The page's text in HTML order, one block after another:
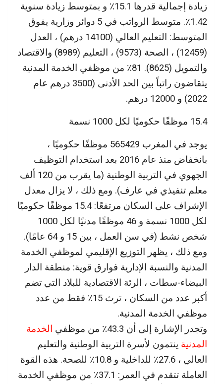
زيادة إجمالية قدرها 15.1٪ و بمتوسط ​​زيادة سنوية
1.42٪. متوسط ​​الرواتب في 5 دوائر وزارية يفوق
المتوسط: التعليم العالي (14100 درهم) ، العدل
(12459) ، الصحة (9573) ، التعليم (8989) والاقتصاد
والتمويل (8625). 81٪ من موظفي الخدمة المدنية
يتقاضون راتباً بين الحد الأدنى (3500 درهم عام
2022) و 12000 درهم.
15.4 موظفًا حكوميًا لكل 1000 نسمة
يوجد في المغرب 565429 موظفًا حكوميًا ،
بانخفاض منذ عام 2016 بعد استخدام التوظيف
الجهوي في التربية الوطنية (ما يقرب من 120 ألف
معلم تنفيذي في عارف). ومع ذلك ، لا يزال معدل
الإشراف على السكان مرتفعًا: 15.4 موظفًا حكوميًا
لكل 1000 نسمة و 46 موظفًا مدنيًا لكل 1000
شخص نشط (في سن العمل ، بين 15 و 64 عامًا).
ومع ذلك ، يظهر التوزيع الإقليمي لموظفي الخدمة
المدنية والنسبة الإدارية فوارق قوية: منطقة الدار
البيضاء-سطات ، الرئة الاقتصادية للبلاد التي تضم
أكبر عدد من السكان ، ترث 15٪ فقط من عدد
موظفي الخدمة المدنية.
وتجدر الإشارة إلى أن 43.3٪ من موظفي
الخدمة
المدنية ينتمون لأسرة التربية الوطنية والتعليم
العالي ، 27.6٪ للداخلية و 10.8٪ للصحة. هذه القوة
العاملة تتقدم في العمر: 37.1٪ من موظفي الخدمة